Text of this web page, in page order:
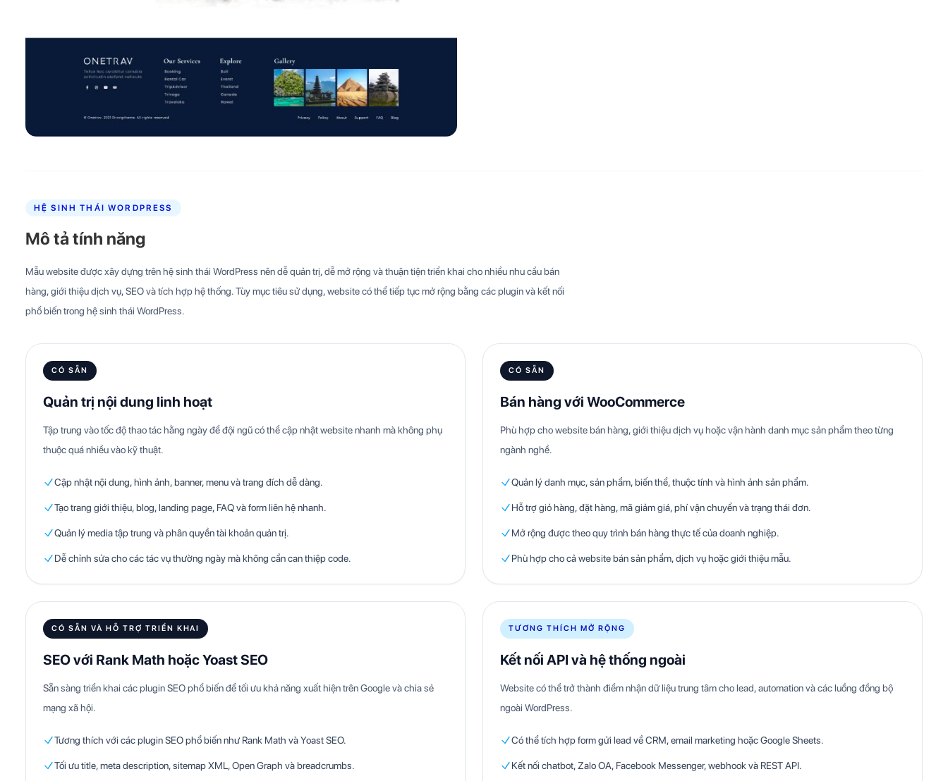
HỆ SINH THÁI WORDPRESS
Mô tả tính năng
Mẫu website được xây dựng trên hệ sinh thái WordPress nên dễ quản trị, dễ mở rộng và thuận tiện triển khai cho nhiều nhu cầu bán
hàng, giới thiệu dịch vụ, SEO và tích hợp hệ thống. Tùy mục tiêu sử dụng, website có thể tiếp tục mở rộng bằng các plugin và kết nối
phổ biến trong hệ sinh thái WordPress.
CÓ SẴN
Quản trị nội dung linh hoạt
Tập trung vào tốc độ thao tác hằng ngày để đội ngũ có thể cập nhật website nhanh mà không phụ
thuộc quá nhiều vào kỹ thuật.
Cập nhật nội dung, hình ảnh, banner, menu và trang đích dễ dàng.
Tạo trang giới thiệu, blog, landing page, FAQ và form liên hệ nhanh.
Quản lý media tập trung và phân quyền tài khoản quản trị.
Dễ chỉnh sửa cho các tác vụ thường ngày mà không cần can thiệp code.
CÓ SẴN
Bán hàng với WooCommerce
Phù hợp cho website bán hàng, giới thiệu dịch vụ hoặc vận hành danh mục sản phẩm theo từng
ngành nghề.
Quản lý danh mục, sản phẩm, biến thể, thuộc tính và hình ảnh sản phẩm.
Hỗ trợ giỏ hàng, đặt hàng, mã giảm giá, phí vận chuyển và trạng thái đơn.
Mở rộng được theo quy trình bán hàng thực tế của doanh nghiệp.
Phù hợp cho cả website bán sản phẩm, dịch vụ hoặc giới thiệu mẫu.
CÓ SẴN VÀ HỖ TRỢ TRIỂN KHAI
SEO với Rank Math hoặc Yoast SEO
Sẵn sàng triển khai các plugin SEO phổ biến để tối ưu khả năng xuất hiện trên Google và chia sẻ
mạng xã hội.
Tương thích với các plugin SEO phổ biến như Rank Math và Yoast SEO.
Tối ưu title, meta description, sitemap XML, Open Graph và breadcrumbs.
TƯƠNG THÍCH MỞ RỘNG
Kết nối API và hệ thống ngoài
Website có thể trở thành điểm nhận dữ liệu trung tâm cho lead, automation và các luồng đồng bộ
ngoài WordPress.
Có thể tích hợp form gửi lead về CRM, email marketing hoặc Google Sheets.
Kết nối chatbot, Zalo OA, Facebook Messenger, webhook và REST API.